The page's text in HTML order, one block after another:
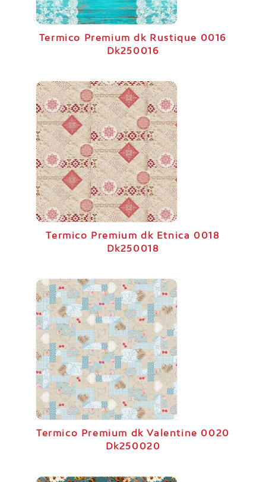
Termico Premium dk Rustique 0016
Dk250016
Termico Premium dk Etnica 0018
Dk250018
Termico Premium dk Valentine 0020
Dk250020